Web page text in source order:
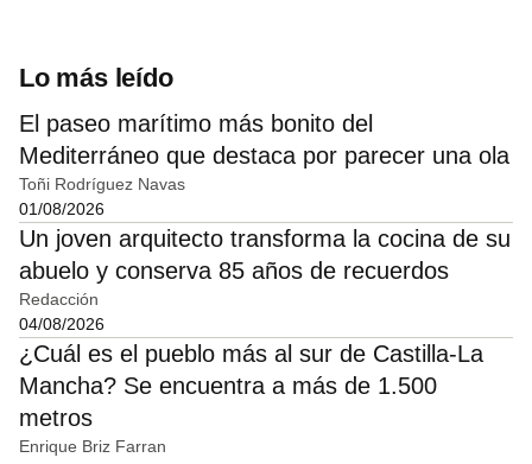
Lo más leído
El paseo marítimo más bonito del
Mediterráneo que destaca por parecer una ola
Toñi Rodríguez Navas
01/08/2026
Un joven arquitecto transforma la cocina de su
abuelo y conserva 85 años de recuerdos
Redacción
04/08/2026
¿Cuál es el pueblo más al sur de Castilla-La
Mancha? Se encuentra a más de 1.500
metros
Enrique Briz Farran